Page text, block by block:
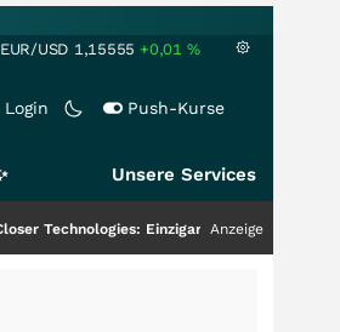
EUR/USD 1,15555 +0,01 %
Login Push-Kurse
Unsere Services
Einzigartige Leistung zieht die
Anzeige